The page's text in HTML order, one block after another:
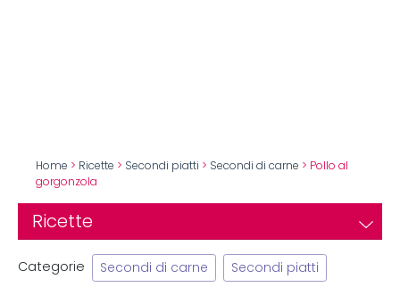
Home > Ricette > Secondi piatti > Secondi di carne > Pollo al
gorgonzola
Ricette
Categorie Secondi di carne Secondi piatti